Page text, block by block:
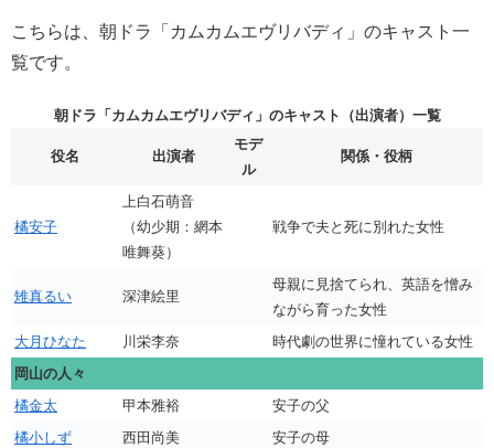
こちらは、朝ドラ「カムカムエヴリバディ」のキャスト一
覧です。
朝ドラ「カムカムエヴリバディ」のキャスト（出演者）一覧
役名 出演者
モデ
ル
関係・役柄
橘安子
上白石萌音
（幼少期：網本
唯舞葵）
戦争で夫と死に別れた女性
雉真るい 深津絵里
母親に見捨てられ、英語を憎み
ながら育った女性
大月ひなた
川栄李奈
時代劇の世界に憧れている女性
岡山の人々
橘金太
甲本雅裕
安子の父
橘小しず
西田尚美
安子の母